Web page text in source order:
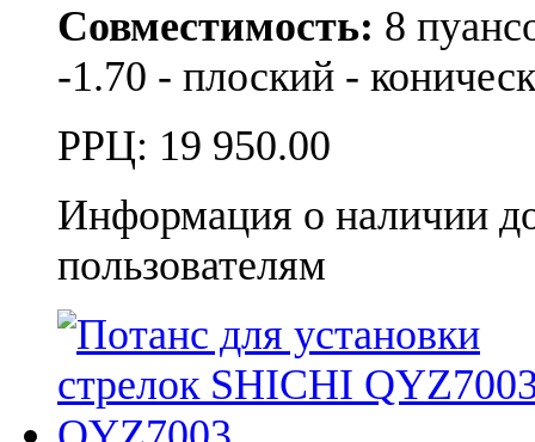
Совместимость: 8
-1.70 - плоский -
РРЦ: 19 950.00
Информация о наличии
пользователям